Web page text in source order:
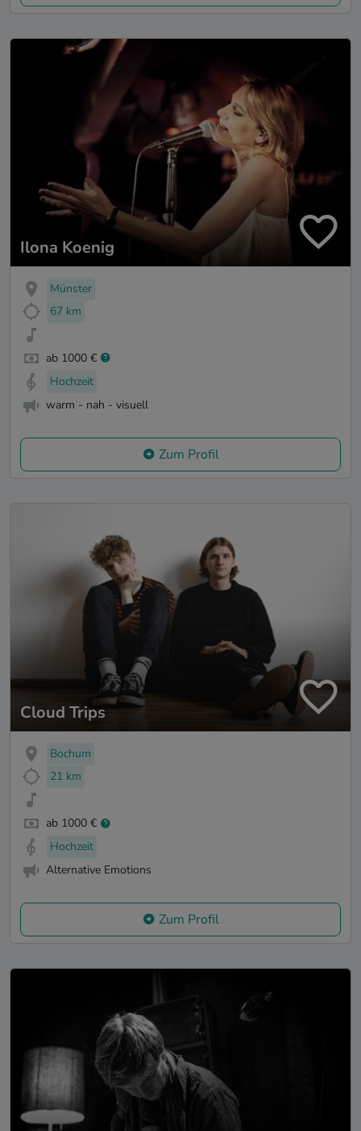
Ilona Koenig
Münster
67 km
ab 1000 €
Hochzeit
warm - nah - visuell
Zum Profil
Cloud Trips
Bochum
21 km
ab 1000 €
Hochzeit
Alternative Emotions
Zum Profil